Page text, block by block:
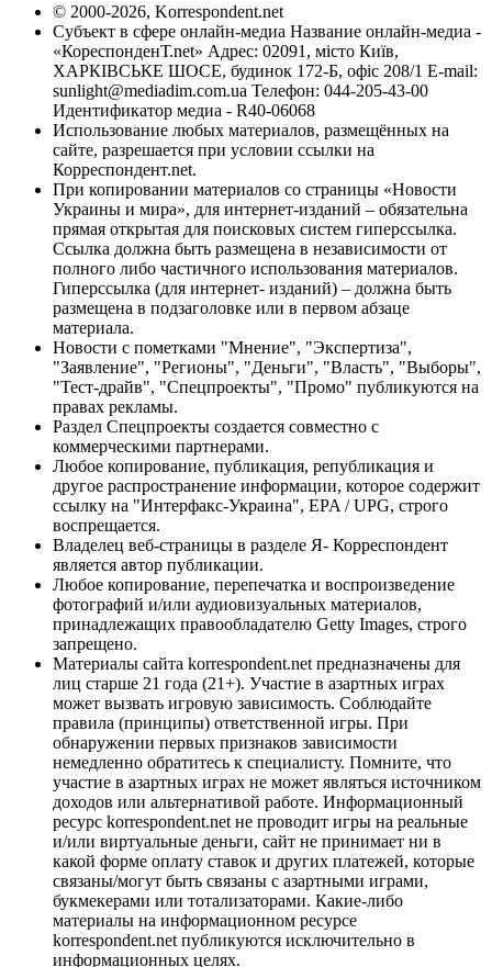
© 2000-2026, Korrespondent.net
Субъект в сфере онлайн-медиа Название онлайн-медиа -
«КореспонденТ.net» Адрес: 02091, місто Київ,
ХАРКІВСЬКЕ ШОСЕ, будинок 172-Б, офіс 208/1 E-mail:
sunlight@mediadim.com.ua Телефон: 044-205-43-00
Идентификатор медиа - R40-06068
Использование любых материалов, размещённых на
сайте, разрешается при условии ссылки на
Корреспондент.net.
При копировании материалов со страницы «Новости
Украины и мира», для интернет-изданий – обязательна
прямая открытая для поисковых систем гиперссылка.
Ссылка должна быть размещена в независимости от
полного либо частичного использования материалов.
Гиперссылка (для интернет- изданий) – должна быть
размещена в подзаголовке или в первом абзаце
материала.
Новости с пометками "Мнение", "Экспертиза",
"Заявление", "Регионы", "Деньги", "Власть", "Выборы",
"Тест-драйв", "Спецпроекты", "Промо" публикуются на
правах рекламы.
Раздел Спецпроекты создается совместно с
коммерческими партнерами.
Любое копирование, публикация, републикация и
другое распространение информации, которое содержит
ссылку на "Интерфакс-Украина", EPA / UPG, строго
воспрещается.
Владелец веб-страницы в разделе Я- Корреспондент
является автор публикации.
Любое копирование, перепечатка и воспроизведение
фотографий и/или аудиовизуальных материалов,
принадлежащих правообладателю Getty Images, строго
запрещено.
Материалы сайта korrespondent.net предназначены для
лиц старше 21 года (21+). Участие в азартных играх
может вызвать игровую зависимость. Соблюдайте
правила (принципы) ответственной игры. При
обнаружении первых признаков зависимости
немедленно обратитесь к специалисту. Помните, что
участие в азартных играх не может являться источником
доходов или альтернативой работе. Информационный
ресурс korrespondent.net не проводит игры на реальные
и/или виртуальные деньги, сайт не принимает ни в
какой форме оплату ставок и других платежей, которые
связаны/могут быть связаны с азартными играми,
букмекерами или тотализаторами. Какие-либо
материалы на информационном ресурсе
korrespondent.net публикуются исключительно в
информационных целях.